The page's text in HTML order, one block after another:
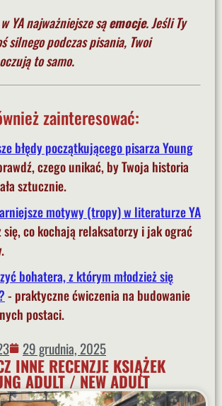
YA najważniejsze sąemocje. Jeśli Ty
silnego podczas pisania, Twoi
to samo.
zainteresować:
błędy początkującego pisarza Young
czego unikać, by Twoja historia
sztucznie.
motywy (tropy) w literaturze YA
się, co kochają relaksatorzy i jak ograć
bohatera, z którym młodzież się
- praktyczne ćwiczenia na budowanie
postaci.
29 grudnia, 2025
INNE RECENZJE KSIĄŻEK
ADULT / NEW ADULT